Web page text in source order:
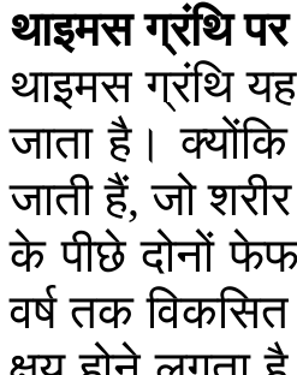
थाइमस ग्रंथि पर
थाइमस ग्रंथि यह
जाता है। क्योंकि
जाती हैं,जो शरीर
के पीछे दोनों
वर्ष तक विकसित